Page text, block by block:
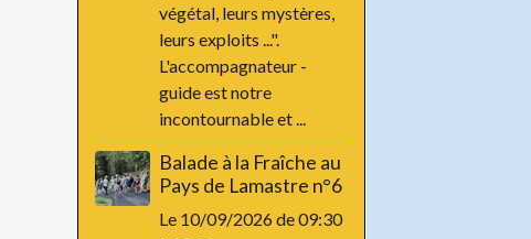
végétal, leurs mystères,
leurs exploits ...".
L'accompagnateur -
guide est notre
incontournable et ...
Balade à la Fraîche au
Pays de Lamastre n°6
Le 10/09/2026de 09:30